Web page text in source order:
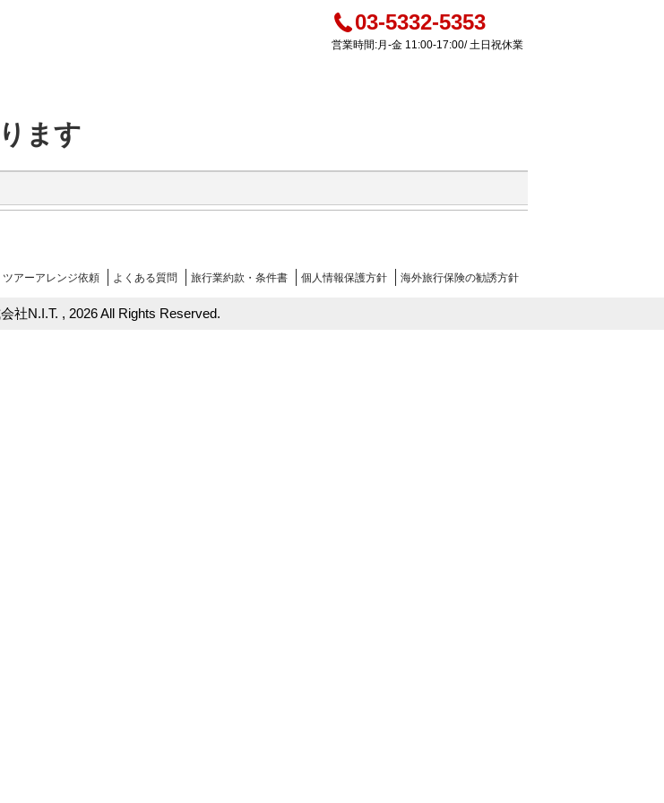
03-5332-5353
営業時間:月-金 11:00-17:00/ 土日祝休業
ます
ツアーアレンジ依頼 よくある質問 旅行業約款・条件書 個人情報保護方針 海外旅行保険の勧誘方針
社N.I.T. , 2026 All Rights Reserved.